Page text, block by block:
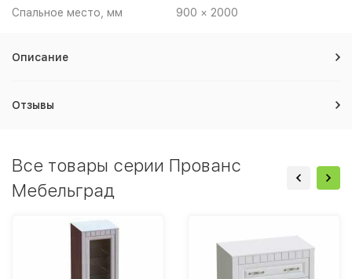
Спальное место, мм 900 × 2000
Описание
Отзывы
Все товары серии Прованс
Мебельград